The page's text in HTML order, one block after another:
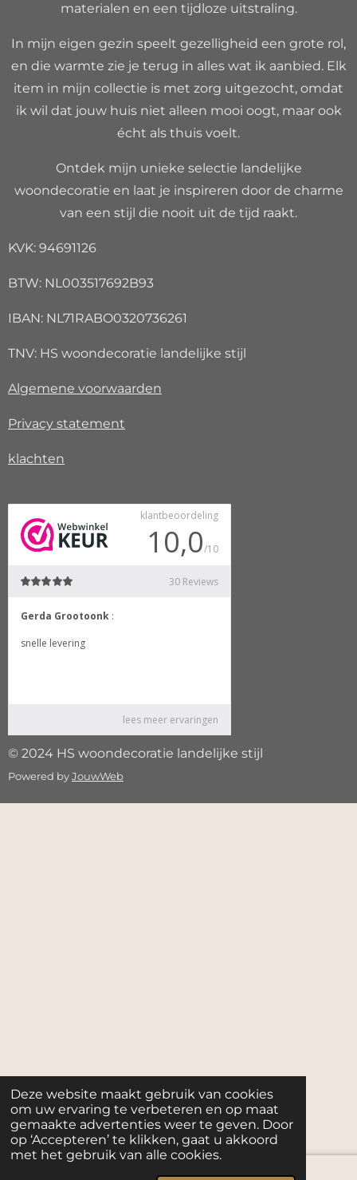
Deze website maakt gebruik van cookies
om uw ervaring te verbeteren en op maat
gemaakte advertenties weer te geven. Door
op ‘Accepteren’ te klikken, gaat u akkoord
met het gebruik van alle cookies.
materialen en een tijdloze uitstraling.
In mijn eigen gezin speelt gezelligheid een grote rol,
en die warmte zie je terug in alles wat ik aanbied. Elk
item in mijn collectie is met zorg uitgezocht, omdat
ik wil dat jouw huis niet alleen mooi oogt, maar ook
écht als thuis voelt.
Ontdek mijn unieke selectie landelijke
woondecoratie en laat je inspireren door de charme
van een stijl die nooit uit de tijd raakt.
KVK: 94691126
BTW: NL003517692B93
IBAN: NL71RABO0320736261
TNV: HS woondecoratie landelijke stijl
Algemene voorwaarden
Privacy statement
klachten
© 2024 HS woondecoratie landelijke stijl
Powered byJouwWeb